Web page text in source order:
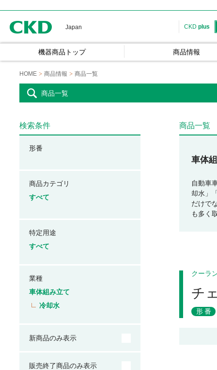
Japan CKD plus
機器商品トップ 商品情報
HOME 商品情報 商品一覧
商品一覧
商品一覧
車体
自動車
却水」
だけで
も多く
クーラ
チ
形番
検索条件
形番
商品カテゴリ
すべて
特定用途
すべて
業種
車体組み立て
冷却水
新商品のみ表示
販売終了商品のみ表示